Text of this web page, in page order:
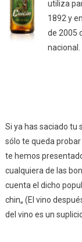
utiliza
1892 y
de 2005
nacional.
Si ya has saciado tu
sólo te queda probar
te hemos
cualquiera de las
cuenta el dicho
chin„ (El vino
del vino es un